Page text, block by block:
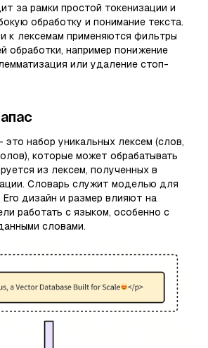
за рамки простой токенизации и
обработку и понимание текста.
к лексемам применяются фильтры
обработки, например понижение
или удаление стоп-
набор уникальных лексем (слов,
которые может обрабатывать
из лексем, полученных в
Словарь служит моделью для
Его дизайн и размер влияют на
работать с языком, особенно с
словами.